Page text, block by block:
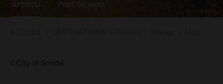
APERÇU PRÈS DE AKIU
©City of Sendai